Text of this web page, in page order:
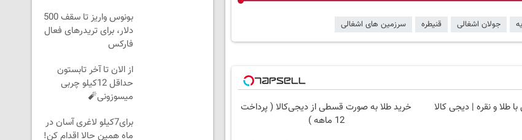
جولان اشغالی قنیطره سرزمین های اشغالی
طلا و نقره | دیجی کالا
خرید طلا به صورت قسطی از دیجی‌کالا ( پرداخت
12 ماهه )
بونوس واریز تا سقف 500
دلار، برای تریدرهای فعال
فارکس
از الان تا آخر تابستون
حداقل 12کیلو چربی
میسوزونی🧨
برای7کیلو لاغری آسان در
ماه همین حالا اقدام کن!